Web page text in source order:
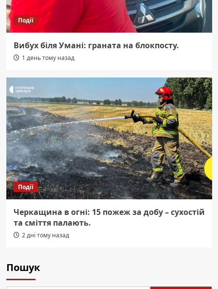
Події
Вибух біля Умані: граната на блокпосту.
1 день тому назад
Події
Черкащина в огні: 15 пожеж за добу – сухостій
та сміття палають.
2 дні тому назад
Пошук